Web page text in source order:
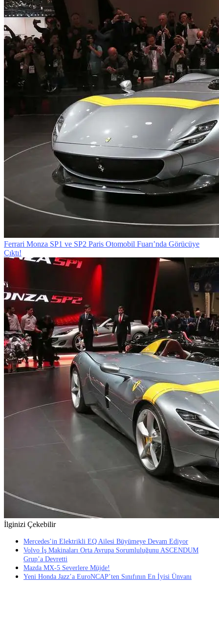
Ferrari Monza SP1 ve SP2 Paris Otomobil Fuarı’nda Görücüye
Çıktı!
İlginizi Çekebilir
Mercedes’in Elektrikli EQ Ailesi Büyümeye Devam Ediyor
Volvo İş Makinaları Orta Avrupa Sorumluluğunu ASCENDUM
Grup’a Devretti
Mazda MX-5 Severlere Müjde!
Yeni Honda Jazz’a EuroNCAP’ten Sınıfının En İyisi Ünvanı